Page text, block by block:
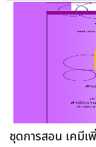
ชุดการสอน เคมี